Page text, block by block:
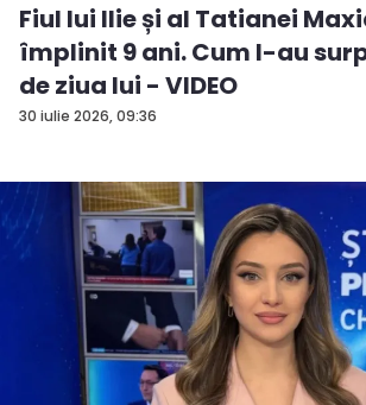
30 iulie 2026, 09:36
Fiul lui Ilie și al Tatianei
împlinit 9 ani. Cum l-au
de ziua lui - VIDEO